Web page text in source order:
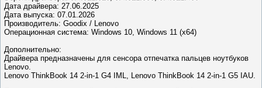
Дата драйвера: 27.06.2025
Дата выпуска: 07.01.2026
Производитель: Goodix / Lenovo
Операционная система: Windows 10, Windows 11 (x64)
Дополнительно:
Драйвера предназначены для сенсора отпечатка пальцев ноутбуков
Lenovo.
Lenovo ThinkBook 14 2-in-1 G4 IML, Lenovo ThinkBook 14 2-in-1 G5 IAU.